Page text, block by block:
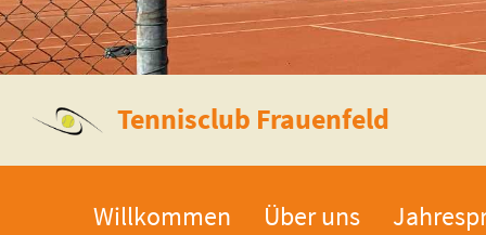
Tennisclub Frauenfeld
Willkommen Über uns